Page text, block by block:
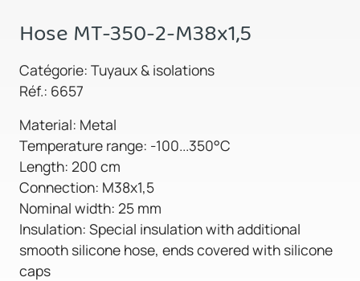
Hose MT-350-2-M38x1,5
Catégorie: Tuyaux & isolations
Réf.: 6657
Material: Metal
Temperature range: -100...350°C
Length: 200 cm
Connection: M38x1,5
Nominal width: 25 mm
Insulation: Special insulation with additional
smooth silicone hose, ends covered with silicone
caps